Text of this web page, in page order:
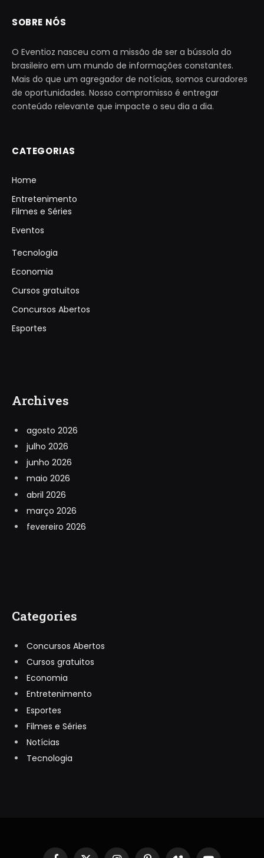
SOBRE NÓS
O Eventioz nasceu com a missão de ser a bússola do
brasileiro em um mundo de informações constantes.
Mais do que um agregador de notícias, somos curadores
de oportunidades. Nosso compromisso é entregar
conteúdo relevante que impacte o seu dia a dia.
CATEGORIAS
Home
Entretenimento
Filmes e Séries
Eventos
Tecnologia
Economia
Cursos gratuitos
Concursos Abertos
Esportes
Archives
agosto 2026
julho 2026
junho 2026
maio 2026
abril 2026
março 2026
fevereiro 2026
Categories
Concursos Abertos
Cursos gratuitos
Economia
Entretenimento
Esportes
Filmes e Séries
Notícias
Tecnologia